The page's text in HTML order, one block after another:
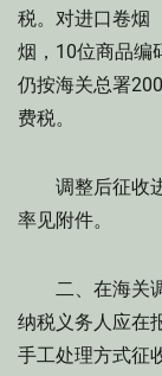
税。对进口卷烟
烟，10位商品编
仍按海关总署
费税。
调整后征收进
率见附件。
二、在海关调
纳税义务人应在
手工处理方式征